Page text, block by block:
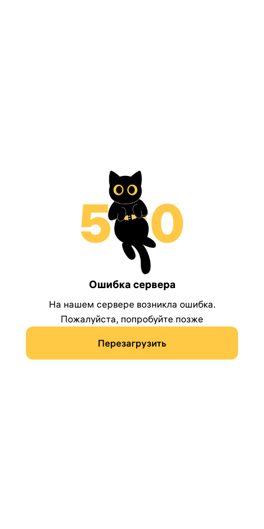
Ошибка сервера
На нашем сервере возникла ошибка.
Пожалуйста, попробуйте позже
Перезагрузить